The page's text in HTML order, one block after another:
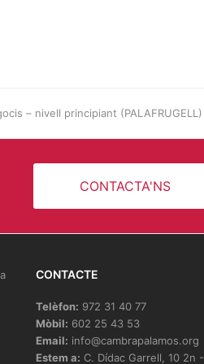
– nivell principiant (PALAFRUGELL)
CONTACTA'NS
CONTACTE
Telèfon: 972 31 40 77
Mòbil: 602 25 43 53
Email: info@cambrapalamos.org
Estem a: C. Dídac Garrell, 10 2n -